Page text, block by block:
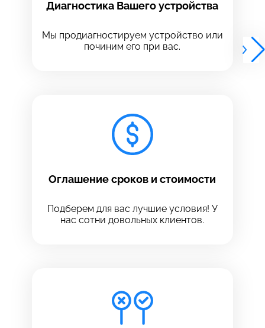
Диагностика Вашего устройства
Мы продиагностируем устройство или
починим его при вас.
Оглашение сроков и стоимости
Подберем для вас лучшие условия! У
нас сотни довольных клиентов.
Выберите адрес сервиса, в который хотите
Выберите адрес сервиса, в который хотите